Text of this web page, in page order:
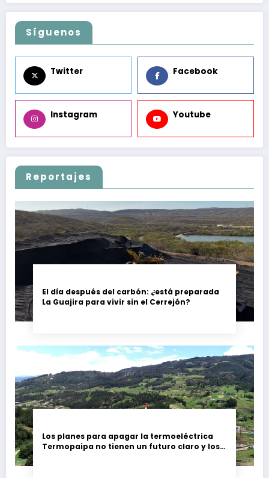
Síguenos
Twitter Facebook
Instagram Youtube
Reportajes
El día después del carbón: ¿está preparada
La Guajira para vivir sin el Cerrejón?
Los planes para apagar la termoeléctrica
Termopaipa no tienen un futuro claro y los